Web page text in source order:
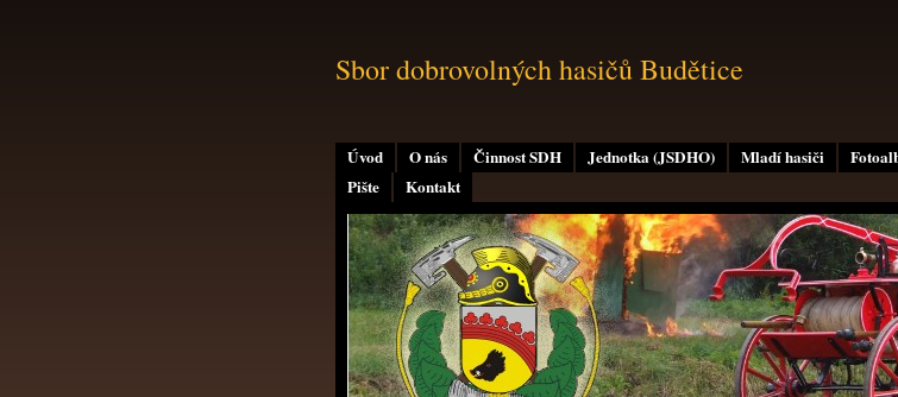
Úvod O nás Činnost SDH Jednotka (JSDHO) Mladí hasiči
Pište
Kontakt
Sbor dobrovolných hasičů Budětice